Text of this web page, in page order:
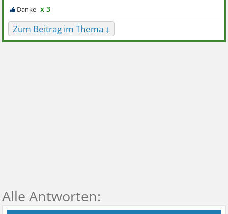
x 3
Zum Beitrag im Thema ↓